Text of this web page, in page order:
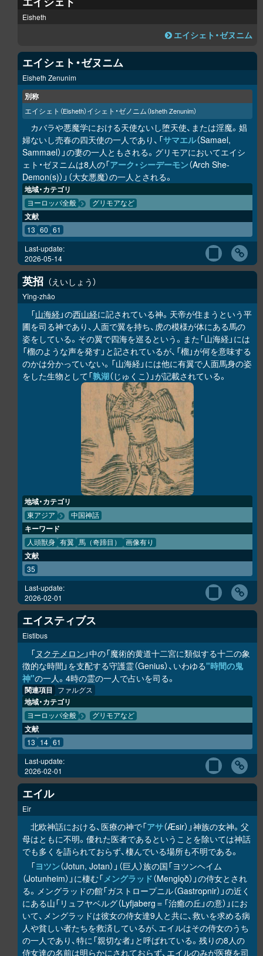
Eisheth
エイシェト・ゼヌニム
エイシェト・ゼヌニム
Eisheth Zenunim
別称
エイシェト （Eisheth）イシェト・ゼノニム（Isheth Zenunim）
カバラや悪魔学における天使ないし堕天使、または淫魔。娼
婦ないし売春の四天使の一人であり、「サマエル（Samael,
Sammael）」の妻の一人ともされる。グリモアにおいてエイシ
ェト・ゼヌニムは8人の「アーク・シーデーモン（Arch She-
Demon(s)）」（大女悪魔）の一人とされる。
地域・カテゴリ
ヨーロッパ全般 グリモアなど
文献
13 60 61
Last-update:
2026-05-14
英招 えいしょう
Yīng-zhāo
「山海経 」の西山経に記されている神。天帝が住まうという平
圃を司る神であり、人面で翼を持ち、虎の模様が体にある馬の
姿をしている。その翼で四海を巡るという。また「山海経」には
「榴のような声を発す」と記されているが、「榴」が何を意味する
のかは分かっていない。「山海経」には他に有翼で人面馬身の姿
をした生物として「孰湖（じゅくこ）」が記載されている。
地域・カテゴリ
東アジア 中国神話
キーワード
人頭獣身 有翼 馬（奇蹄目） 画像有り
文献
35
Last-update:
2026-02-01
エイスティブス
Eistibus
「ヌクテメロン 」中の「魔術的黄道十二宮に類似する十二の象
徴的な時間」を支配する守護霊（Genius）、いわゆる"時間の鬼
神"の一人。4時の霊の一人で占いを司る。
関連項目 ファルグス
地域・カテゴリ
ヨーロッパ全般 グリモアなど
文献
13 14 61
Last-update:
2026-02-01
エイル
Eir
北欧神話における、医療の神で「アサ（Æsir）」神族の女神。父
母はともに不明。優れた医者であるということを除いては神話
でも多くを語られておらず、棲んでいる場所も不明である。
「ヨツン（Jotun, Jotan）」（巨人）族の国「ヨツンヘイム
（Jotunheim）」に棲む「メングラッド（Menglǫð）」の侍女とされ
る。メングラッドの館「ガストロープニル（Gastropnir）」の近く
にある山「リュフヤベルグ（Lyfjaberg＝「治癒の丘」の意）」にお
いて、メングラッドは彼女の侍女達9人と共に、救いを求める病
人や貧しい者たちを救済しているが、エイルはその侍女のうち
の一人であり、特に「親切な者」と呼ばれている。残りの8人の
侍女達の名前は明らかにされておらず、エイルのみが医療を司